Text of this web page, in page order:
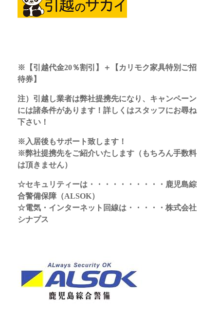
※ 【引越代金20％割引】＋【カリモク家具特別ご招
待券】
注）引越し業者は弊社提携先になり、キャンペーン
には諸条件があります！詳しくはスタッフにお尋ね
下さい！
※入居後もサポート致します！
※弊社提携先をご紹介いたします（もちろん手数料
は頂きません）
☆セキュリティーは・・・・・・・・・・鹿児島綜
合警備保障（ALSOK）
☆電気・インターネット回線は・・・・・株式会社
シナプス